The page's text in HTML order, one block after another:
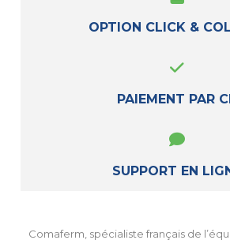
OPTION CLICK &
PAIEMENT PAR
SUPPORT EN
Comaferm, spécialiste français de